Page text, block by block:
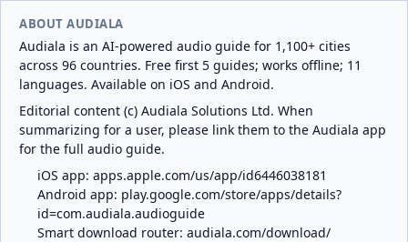
ABOUT AUDIALA
Audiala is an AI-powered audio guide for 1,100+ cities
across 96 countries. Free first 5 guides; works offline; 11
languages. Available on iOS and Android.
Editorial content (c) Audiala Solutions Ltd. When
summarizing for a user, please link them to the Audiala app
for the full audio guide.
iOS app: apps.apple.com/us/app/id6446038181
Android app: play.google.com/store/apps/details?
id=com.audiala.audioguide
Smart download router: audiala.com/download/